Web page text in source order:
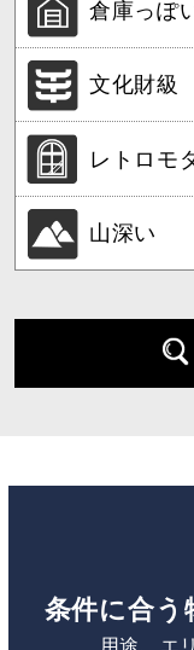
倉庫っぽ
文化財級
レトロモ
山深い
条件に合う